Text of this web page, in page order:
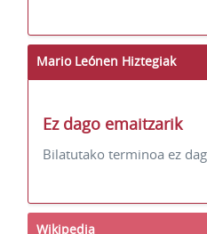
Mario Leónen Hiztegiak
Ez dago emaitzarik
Bilatutako terminoa ez
Wikipedia